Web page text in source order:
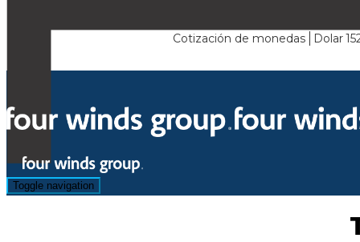
Cotización de monedas Dolar
Toggle navigation